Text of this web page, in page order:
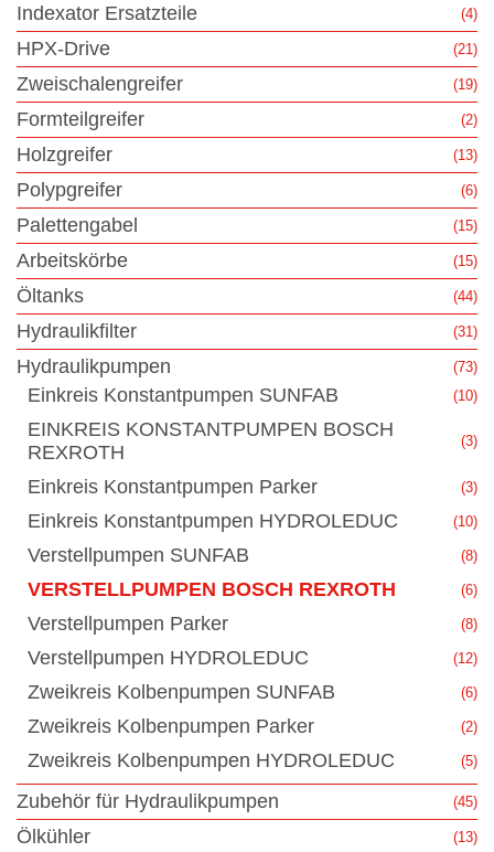
Indexator Ersatzteile (4)
HPX-Drive (21)
Zweischalengreifer (19)
Formteilgreifer (2)
Holzgreifer (13)
Polypgreifer (6)
Palettengabel (15)
Arbeitskörbe (15)
Öltanks (44)
Hydraulikfilter (31)
Hydraulikpumpen (73)
Einkreis Konstantpumpen SUNFAB (10)
EINKREIS KONSTANTPUMPEN BOSCH
REXROTH
(3)
Einkreis Konstantpumpen Parker (3)
Einkreis Konstantpumpen HYDROLEDUC (10)
Verstellpumpen SUNFAB (8)
VERSTELLPUMPEN BOSCH REXROTH (6)
Verstellpumpen Parker (8)
Verstellpumpen HYDROLEDUC (12)
Zweikreis Kolbenpumpen SUNFAB (6)
Zweikreis Kolbenpumpen Parker (2)
Zweikreis Kolbenpumpen HYDROLEDUC (5)
Zubehör für Hydraulikpumpen (45)
Ölkühler (13)